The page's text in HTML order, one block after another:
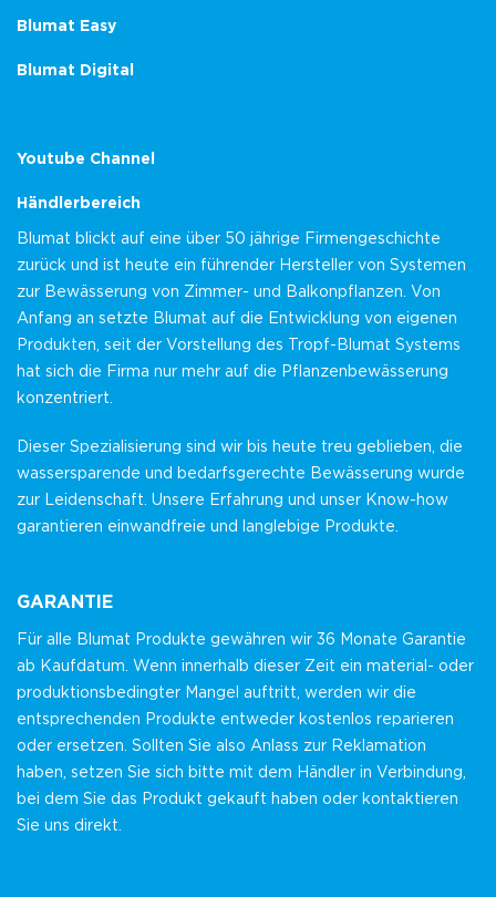
Blumat Easy
Blumat Digital
Youtube Channel
Händlerbereich
Blumat blickt auf eine über 50 jährige Firmengeschichte
zurück und ist heute ein führender Hersteller von Systemen
zur Bewässerung von Zimmer- und Balkonpflanzen. Von
Anfang an setzte Blumat auf die Entwicklung von eigenen
Produkten, seit der Vorstellung des Tropf-Blumat Systems
hat sich die Firma nur mehr auf die Pflanzenbewässerung
konzentriert.
Dieser Spezialisierung sind wir bis heute treu geblieben, die
wassersparende und bedarfsgerechte Bewässerung wurde
zur Leidenschaft. Unsere Erfahrung und unser Know-how
garantieren einwandfreie und langlebige Produkte.
GARANTIE
Für alle Blumat Produkte gewähren wir 36 Monate Garantie
ab Kaufdatum. Wenn innerhalb dieser Zeit ein material- oder
produktionsbedingter Mangel auftritt, werden wir die
entsprechenden Produkte entweder kostenlos reparieren
oder ersetzen. Sollten Sie also Anlass zur Reklamation
haben, setzen Sie sich bitte mit dem Händler in Verbindung,
bei dem Sie das Produkt gekauft haben oder kontaktieren
Sie uns direkt.